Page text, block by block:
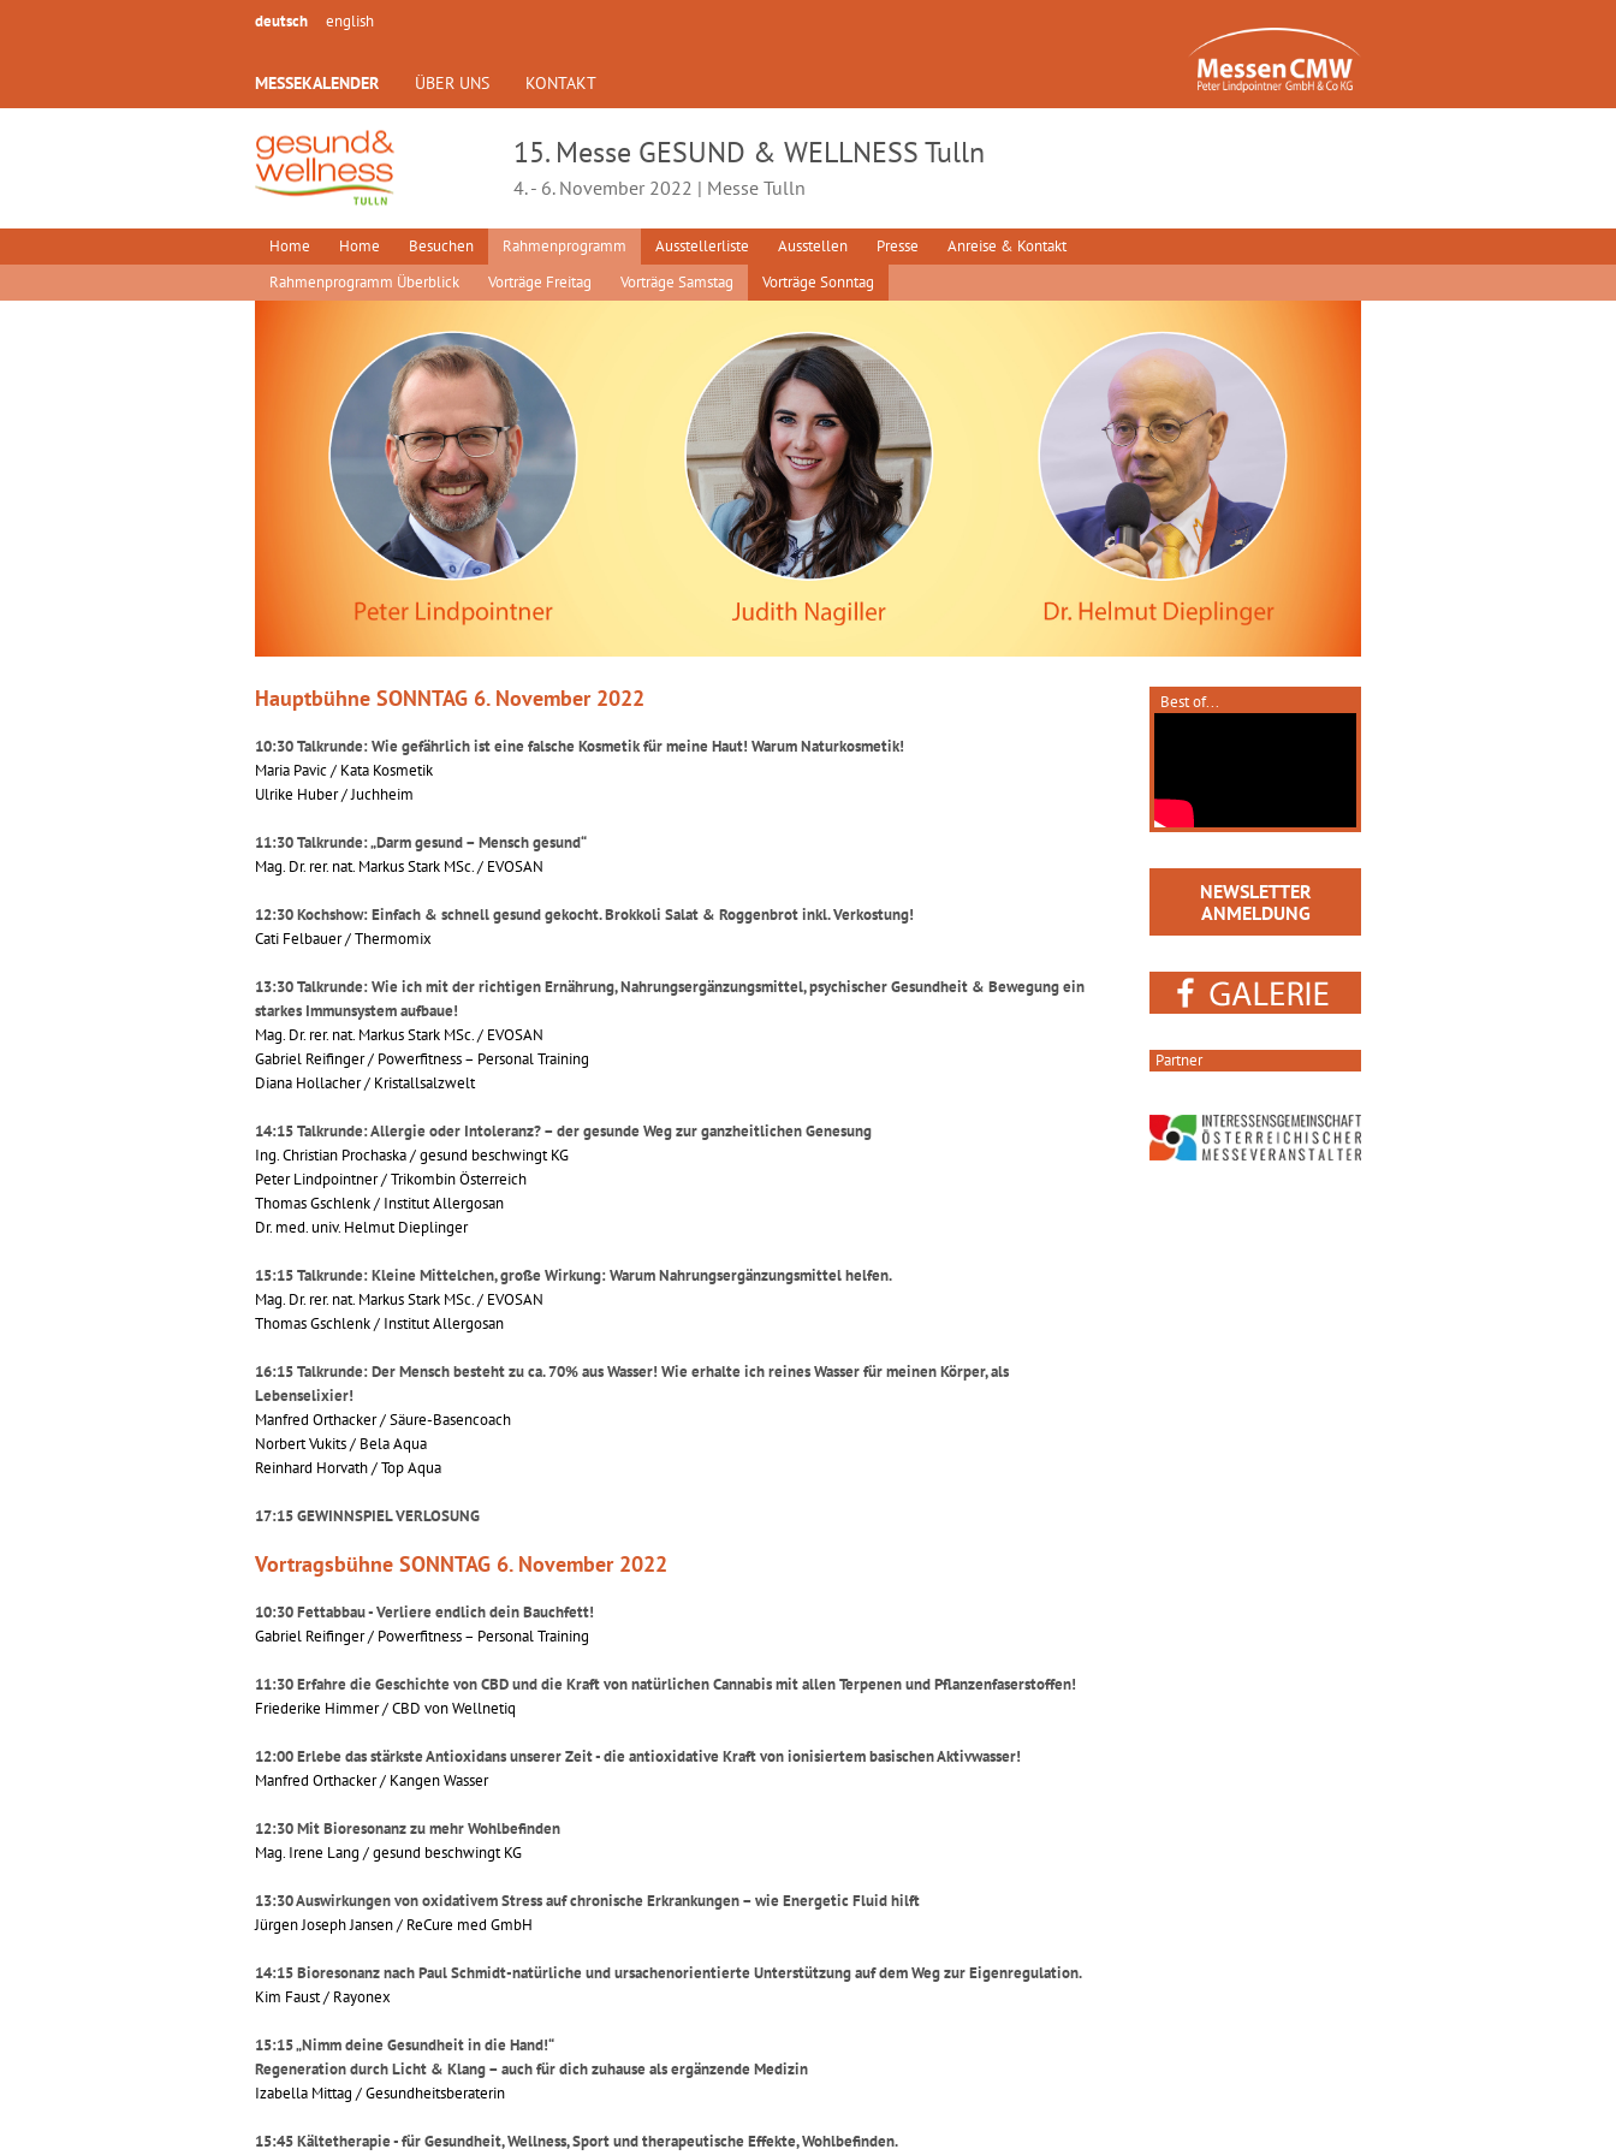
deutsch english
MESSEKALENDER ÜBER UNS KONTAKT
15. Messe GESUND & WELLNESS Tulln
4. - 6. November 2022 | Messe Tulln
Home Home Besuchen Rahmenprogramm Ausstellerliste Ausstellen Presse
Anreise & Kontakt
Rahmenprogramm Überblick
Vorträge Freitag Vorträge Samstag Vorträge Sonntag
Hauptbühne SONNTAG 6. November 2022
10:30 Talkrunde: Wie gefährlich ist eine falsche Kosmetik für meine Haut! Warum Naturkosmetik!
Maria Pavic / Kata Kosmetik
Ulrike Huber / Juchheim
11:30 Talkrunde: „Darm gesund – Mensch gesund“
Mag. Dr. rer. nat. Markus Stark MSc. / EVOSAN
12:30 Kochshow: Einfach & schnell gesund gekocht. Brokkoli Salat & Roggenbrot inkl. Verkostung!
Cati Felbauer / Thermomix
13:30 Talkrunde: Wie ich mit der richtigen Ernährung, Nahrungsergänzungsmittel, psychischer Gesundheit & Bewegung ein
starkes Immunsystem aufbaue!
Mag. Dr. rer. nat. Markus Stark MSc. / EVOSAN
Gabriel Reifinger / Powerfitness – Personal Training
Diana Hollacher / Kristallsalzwelt
14:15 Talkrunde: Allergie oder Intoleranz? – der gesunde Weg zur ganzheitlichen Genesung
Ing. Christian Prochaska / gesund beschwingt KG
Peter Lindpointner / Trikombin Österreich
Thomas Gschlenk / Institut Allergosan
Dr. med. univ. Helmut Dieplinger
15:15 Talkrunde: Kleine Mittelchen, große Wirkung: Warum Nahrungsergänzungsmittel helfen.
Mag. Dr. rer. nat. Markus Stark MSc. / EVOSAN
Thomas Gschlenk / Institut Allergosan
16:15 Talkrunde: Der Mensch besteht zu ca. 70% aus Wasser! Wie erhalte ich reines Wasser für meinen Körper, als
Lebenselixier!
Manfred Orthacker / Säure-Basencoach
Norbert Vukits / Bela Aqua
Reinhard Horvath / Top Aqua
17:15 GEWINNSPIEL VERLOSUNG
Vortragsbühne SONNTAG 6. November 2022
10:30 Fettabbau - Verliere endlich dein Bauchfett!
Gabriel Reifinger / Powerfitness – Personal Training
11:30 Erfahre die Geschichte von CBD und die Kraft von natürlichen Cannabis mit allen Terpenen und Pflanzenfaserstoffen!
Friederike Himmer / CBD von Wellnetiq
12:00 Erlebe das stärkste Antioxidans unserer Zeit - die antioxidative Kraft von ionisiertem basischen Aktivwasser!
Manfred Orthacker / Kangen Wasser
12:30 Mit Bioresonanz zu mehr Wohlbefinden
Mag. Irene Lang / gesund beschwingt KG
13:30 Auswirkungen von oxidativem Stress auf chronische Erkrankungen – wie Energetic Fluid hilft
Jürgen Joseph Jansen / ReCure med GmbH
14:15 Bioresonanz nach Paul Schmidt-natürliche und ursachenorientierte Unterstützung auf dem Weg zur Eigenregulation.
Kim Faust / Rayonex
15:15 „Nimm deine Gesundheit in die Hand!“
Regeneration durch Licht & Klang – auch für dich zuhause als ergänzende Medizin
Izabella Mittag / Gesundheitsberaterin
15:45 Kältetherapie - für Gesundheit, Wellness, Sport und therapeutische Effekte, Wohlbefinden.
Best of...
NEWSLETTER
ANMELDUNG
Partner